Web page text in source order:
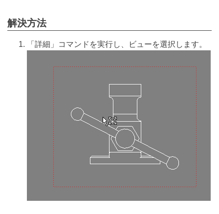
解決方法
「詳細」コマンドを実行し、ビューを選択します。